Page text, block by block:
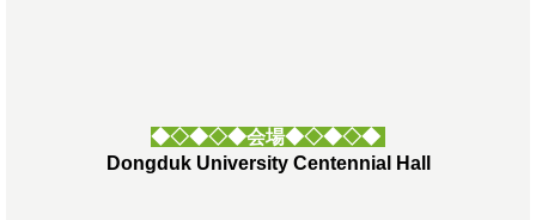
◆◇◆◇◆会場◆◇◆◇◆
Dongduk University Centennial Hall